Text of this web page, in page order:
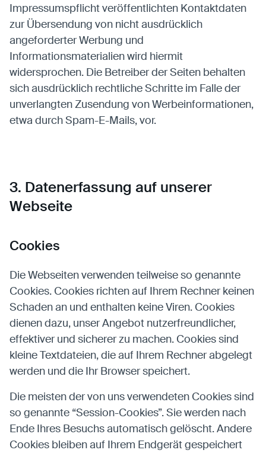
Impressumspflicht veröffentlichten Kontaktdaten
zur Übersendung von nicht ausdrücklich
angeforderter Werbung und
Informationsmaterialien wird hiermit
widersprochen. Die Betreiber der Seiten behalten
sich ausdrücklich rechtliche Schritte im Falle der
unverlangten Zusendung von Werbeinformationen,
etwa durch Spam-E-Mails, vor.
3. Datenerfassung auf unserer
Webseite
Cookies
Die Webseiten verwenden teilweise so genannte
Cookies. Cookies richten auf Ihrem Rechner keinen
Schaden an und enthalten keine Viren. Cookies
dienen dazu, unser Angebot nutzerfreundlicher,
effektiver und sicherer zu machen. Cookies sind
kleine Textdateien, die auf Ihrem Rechner abgelegt
werden und die Ihr Browser speichert.
Die meisten der von uns verwendeten Cookies sind
so genannte “Session-Cookies”. Sie werden nach
Ende Ihres Besuchs automatisch gelöscht. Andere
Cookies bleiben auf Ihrem Endgerät gespeichert